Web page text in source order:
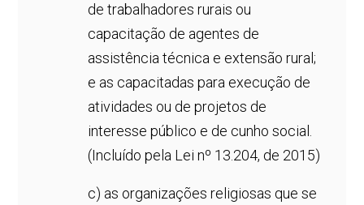
de trabalhadores rurais ou
capacitação de agentes de
assistência técnica e extensão rural;
e as capacitadas para execução de
atividades ou de projetos de
interesse público e de cunho social.
(Incluído pela Lei nº 13.204, de 2015)
c) as organizações religiosas que se